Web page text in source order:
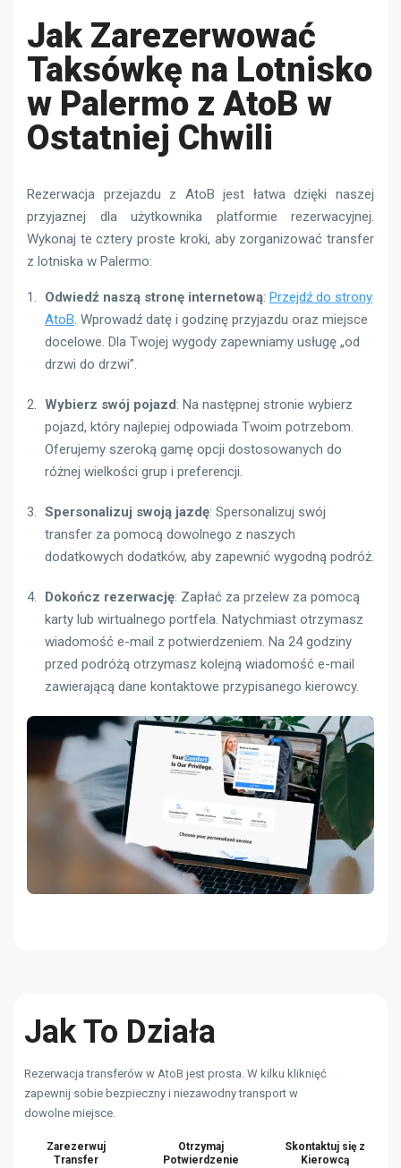
Jak Zarezerwować
Taksówkę na Lotnisko
w Palermo z AtoB w
Ostatniej Chwili
Rezerwacja przejazdu z AtoB jest łatwa dzięki naszej
przyjaznej dla użytkownika platformie rezerwacyjnej.
Wykonaj te cztery proste kroki, aby zorganizować transfer
z lotniska w Palermo:
Odwiedź naszą stronę internetową: Przejdź do strony
AtoB. Wprowadź datę i godzinę przyjazdu oraz miejsce
docelowe. Dla Twojej wygody zapewniamy usługę „od
drzwi do drzwi”.
Wybierz swój pojazd: Na następnej stronie wybierz
pojazd, który najlepiej odpowiada Twoim potrzebom.
Oferujemy szeroką gamę opcji dostosowanych do
różnej wielkości grup i preferencji.
Spersonalizuj swoją jazdę: Spersonalizuj swój
transfer za pomocą dowolnego z naszych
dodatkowych dodatków, aby zapewnić wygodną podróż.
Dokończ rezerwację: Zapłać za przelew za pomocą
karty lub wirtualnego portfela. Natychmiast otrzymasz
wiadomość e-mail z potwierdzeniem. Na 24 godziny
przed podróżą otrzymasz kolejną wiadomość e-mail
zawierającą dane kontaktowe przypisanego kierowcy.
Jak To Działa
Rezerwacja transferów w AtoB jest prosta. W kilku kliknięć
zapewnij sobie bezpieczny i niezawodny transport w
dowolne miejsce.
Zarezerwuj
Transfer
Otrzymaj
Potwierdzenie
Skontaktuj się z
Kierowcą